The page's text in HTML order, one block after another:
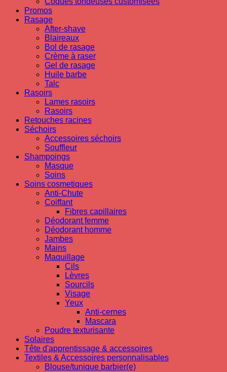
Promos
Rasage
After-shave
Blaireaux
Bol de rasage
Crème à raser
Gel de rasage
Huile barbe
Talc
Rasoirs
Lames rasoirs
Rasoirs
Retouches racines
Séchoirs
Accessoires séchoirs
Souffleur
Shampoings
Masque
Soins
Soins cosmetiques
Anti-Chute
Coiffant
Fibres capillaires
Déodorant femme
Déodorant homme
Jambes
Mains
Maquillage
Cils
Lèvres
Sourcils
Visage
Yeux
Anti-cernes
Mascara
Poudre texturisante
Solaires
Tête d'apprentissage & accessoires
Textiles & Accessoires personnalisables
Blouse/tunique barbier(e)